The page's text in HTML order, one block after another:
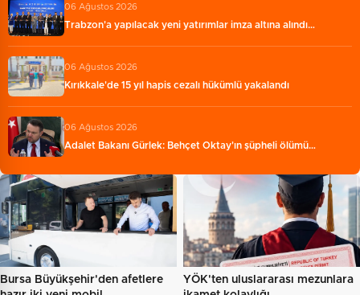
06 Ağustos 2026
Trabzon'a yapılacak yeni yatırımlar imza altına alındı…
06 Ağustos 2026
Kırıkkale'de 15 yıl hapis cezalı hükümlü yakalandı
06 Ağustos 2026
Adalet Bakanı Gürlek: Behçet Oktay'ın şüpheli ölümü…
Bursa Büyükşehir'den afetlere
YÖK'ten uluslararası mezunlara